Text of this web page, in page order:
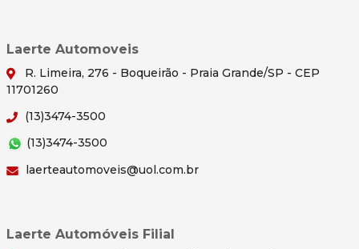
Laerte Automoveis
R. Limeira, 276 - Boqueirão - Praia Grande/SP - CEP
11701260
(13)3474-3500
(13)3474-3500
laerteautomoveis@uol.com.br
Laerte Automóveis Filial